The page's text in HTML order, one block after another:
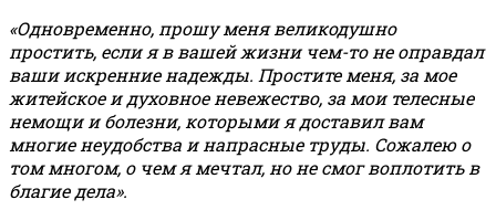
«Одновременно, прошу меня великодушно
простить, если я в вашей жизни чем-то не оправдал
ваши искренние надежды. Простите меня, за мое
житейское и духовное невежество, за мои телесные
немощи и болезни, которыми я доставил вам
многие неудобства и напрасные труды. Сожалею о
том многом, о чем я мечтал, но не смог воплотить в
благие дела».